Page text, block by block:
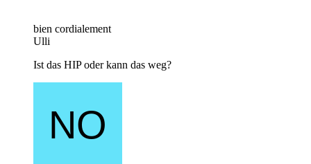
bien cordialement
Ulli
Ist das HIP oder kann das weg?